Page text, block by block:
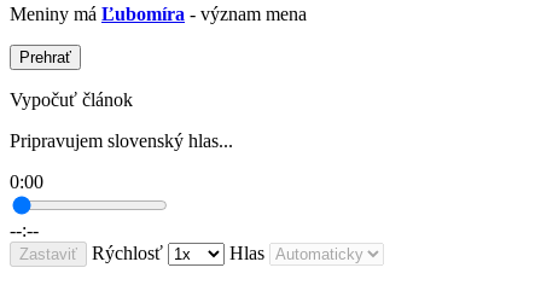
Meniny má Ľubomíra - význam mena
Prehrať
Vypočuť článok
Pripravujem slovenský hlas...
0:00
--:--
Zastaviť Rýchlosť Hlas